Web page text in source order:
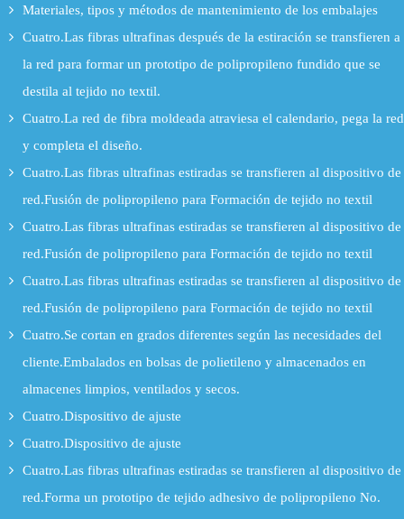
Materiales, tipos y métodos de mantenimiento de los embalajes
Cuatro.Las fibras ultrafinas después de la estiración se transfieren a
la red para formar un prototipo de polipropileno fundido que se
destila al tejido no textil.
Cuatro.La red de fibra moldeada atraviesa el calendario, pega la red
y completa el diseño.
Cuatro.Las fibras ultrafinas estiradas se transfieren al dispositivo de
red.Fusión de polipropileno para Formación de tejido no textil
Cuatro.Las fibras ultrafinas estiradas se transfieren al dispositivo de
red.Fusión de polipropileno para Formación de tejido no textil
Cuatro.Las fibras ultrafinas estiradas se transfieren al dispositivo de
red.Fusión de polipropileno para Formación de tejido no textil
Cuatro.Se cortan en grados diferentes según las necesidades del
cliente.Embalados en bolsas de polietileno y almacenados en
almacenes limpios, ventilados y secos.
Cuatro.Dispositivo de ajuste
Cuatro.Dispositivo de ajuste
Cuatro.Las fibras ultrafinas estiradas se transfieren al dispositivo de
red.Forma un prototipo de tejido adhesivo de polipropileno No.